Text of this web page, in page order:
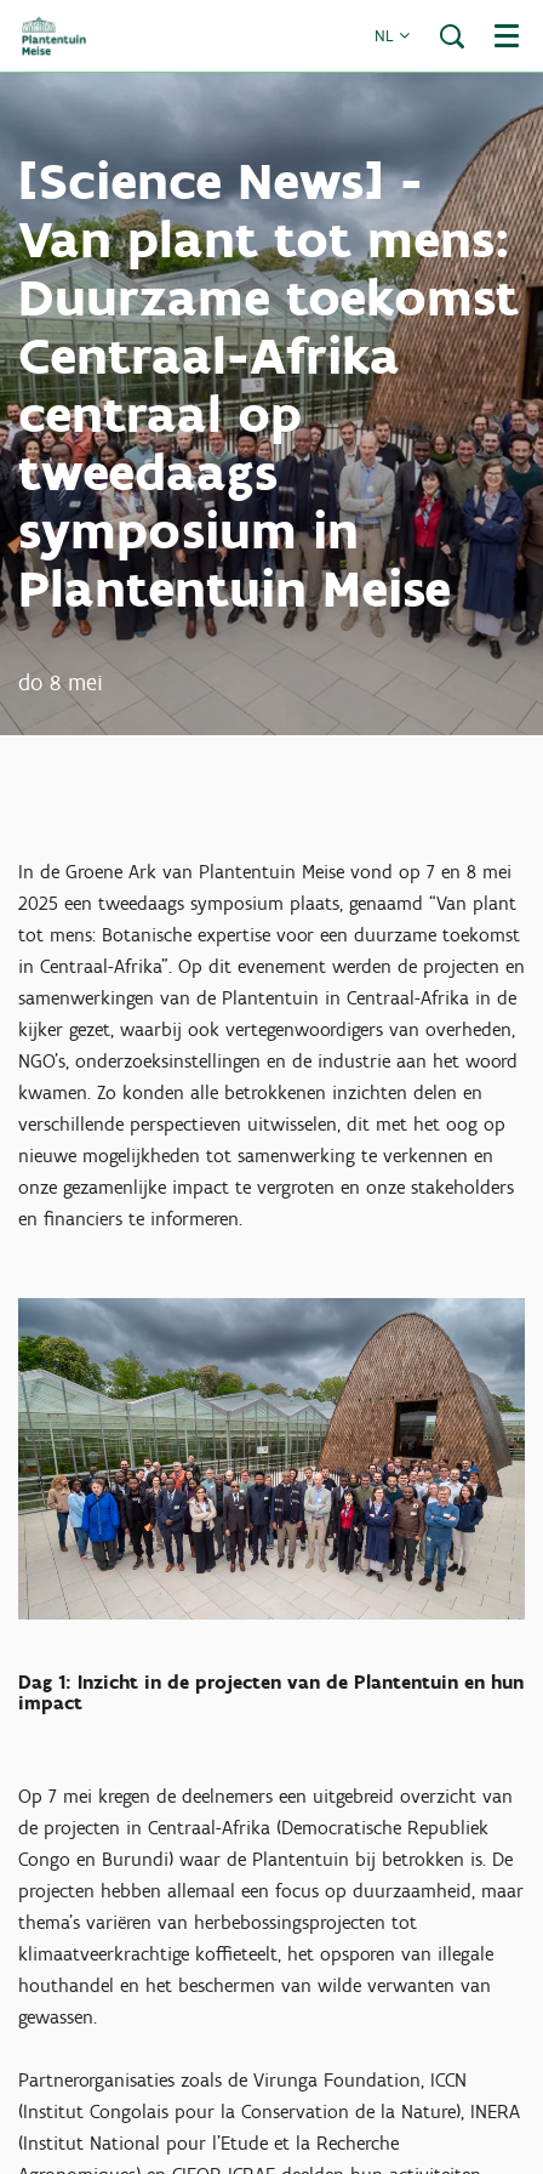
NL Menu
[Science News] -
Van plant tot mens:
Duurzame toekomst
Centraal-Afrika
centraal op
tweedaags
symposium in
Plantentuin Meise
do 8 mei
In de Groene Ark van Plantentuin Meise vond op 7 en 8 mei
2025 een tweedaags symposium plaats, genaamd “Van plant
tot mens: Botanische expertise voor een duurzame toekomst
in Centraal-Afrika”. Op dit evenement werden de projecten en
samenwerkingen van de Plantentuin in Centraal-Afrika in de
kijker gezet, waarbij ook vertegenwoordigers van overheden,
NGO’s, onderzoeksinstellingen en de industrie aan het woord
kwamen. Zo konden alle betrokkenen inzichten delen en
verschillende perspectieven uitwisselen, dit met het oog op
nieuwe mogelijkheden tot samenwerking te verkennen en
onze gezamenlijke impact te vergroten en onze stakeholders
en financiers te informeren.
Dag 1: Inzicht in de projecten van de Plantentuin en hun
impact
Op 7 mei kregen de deelnemers een uitgebreid overzicht van
de projecten in Centraal-Afrika (Democratische Republiek
Congo en Burundi) waar de Plantentuin bij betrokken is. De
projecten hebben allemaal een focus op duurzaamheid, maar
thema’s variëren van herbebossingsprojecten tot
klimaatveerkrachtige koffieteelt, het opsporen van illegale
houthandel en het beschermen van wilde verwanten van
gewassen.
Partnerorganisaties zoals de Virunga Foundation, ICCN
(Institut Congolais pour la Conservation de la Nature), INERA
(Institut National pour l’Etude et la Recherche